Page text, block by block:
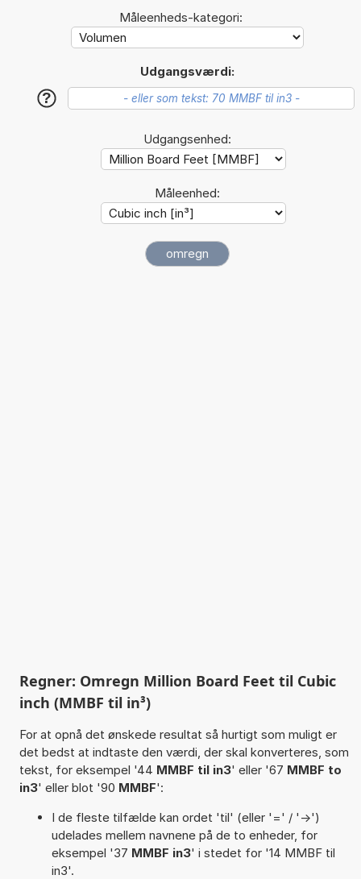
Måleenheds-kategori:
Udgangsværdi:
?
Udgangsenhed:
Måleenhed:
Regner: Omregn Million Board Feet til Cubic
inch (MMBF til in³)
For at opnå det ønskede resultat så hurtigt som muligt er
det bedst at indtaste den værdi, der skal konverteres, som
tekst, for eksempel '44 MMBF til in3' eller '67 MMBF to
in3' eller blot '90 MMBF':
I de fleste tilfælde kan ordet 'til' (eller '=' / '->')
udelades mellem navnene på de to enheder, for
eksempel '37 MMBF in3' i stedet for '14 MMBF til
in3'.